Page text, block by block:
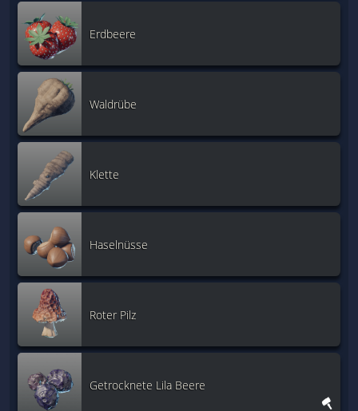
Erdbeere
Waldrübe
Klette
Haselnüsse
Roter Pilz
Getrocknete Lila Beere